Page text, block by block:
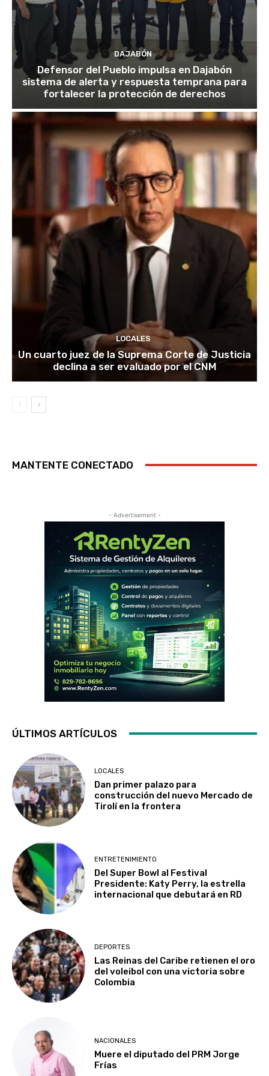
DAJABÓN
Defensor del Pueblo impulsa en Dajabón
sistema de alerta y respuesta temprana para
fortalecer la protección de derechos
LOCALES
Un cuarto juez de la Suprema Corte de Justicia
declina a ser evaluado por el CNM
MANTENTE CONECTADO
- Advertisement -
ÚLTIMOS ARTÍCULOS
LOCALES
Dan primer palazo para
construcción del nuevo Mercado de
Tirolí en la frontera
ENTRETENIMIENTO
Del Super Bowl al Festival
Presidente: Katy Perry, la estrella
internacional que debutará en RD
DEPORTES
Las Reinas del Caribe retienen el oro
del voleibol con una victoria sobre
Colombia
NACIONALES
Muere el diputado del PRM Jorge
Frías